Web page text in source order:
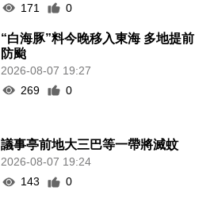
171
0
“白海豚”料今晚移入東海 多地提前
防颱
2026-08-07 19:27
269
0
議事亭前地大三巴等一帶將滅蚊
2026-08-07 19:24
143
0